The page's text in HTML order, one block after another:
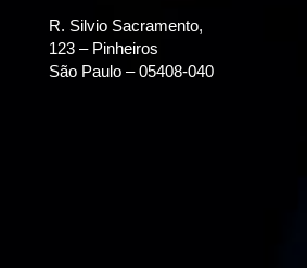
R. Silvio Sacramento,
123 – Pinheiros
São Paulo – 05408-040